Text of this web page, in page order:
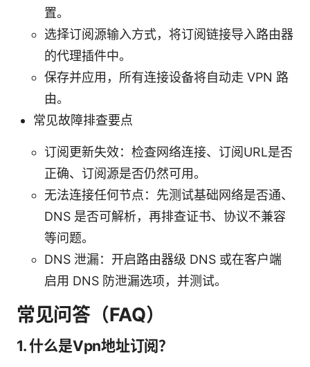
置。
选择订阅源输入方式，将订阅链接导入路由器
的代理插件中。
保存并应用，所有连接设备将自动走 VPN 路
由。
常见故障排查要点
订阅更新失效：检查网络连接、订阅URL是否
正确、订阅源是否仍然可用。
无法连接任何节点：先测试基础网络是否通、
DNS 是否可解析，再排查证书、协议不兼容
等问题。
DNS 泄漏：开启路由器级 DNS 或在客户端
启用 DNS 防泄漏选项，并测试。
常见问答（FAQ）
1. 什么是Vpn地址订阅？